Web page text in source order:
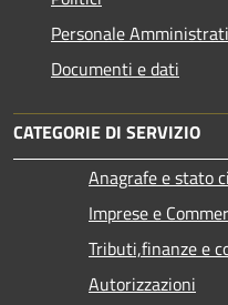
Personale
Documenti e dati
CATEGORIE DI SERVIZIO
Anagrafe e stato
Imprese e
Tributi,finanze e
Autorizzazioni